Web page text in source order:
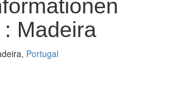
Madeira
Portugal